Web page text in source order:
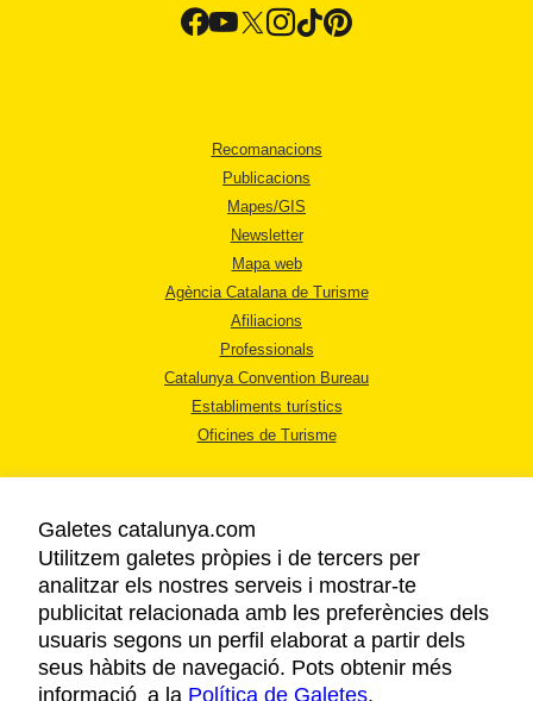
Recomanacions
Publicacions
Mapes/GIS
Newsletter
Mapa web
Agència Catalana de Turisme
Afiliacions
Professionals
Catalunya Convention Bureau
Establiments turístics
Oficines de Turisme
AVÍS LEGAL
POLÍTICA DE PRIVACITAT
COOKIES
ACCESSIBILITAT
Galetes catalunya.com
Utilitzem galetes pròpies i de tercers per
analitzar els nostres serveis i mostrar-te
publicitat relacionada amb les preferències dels
usuaris segons un perfil elaborat a partir dels
seus hàbits de navegació. Pots obtenir més
informació a la Política de Galetes.